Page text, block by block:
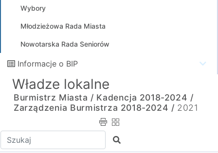
Wybory
Młodzieżowa Rada Miasta
Nowotarska Rada Seniorów
Informacje o BIP
Władze lokalne
Burmistrz Miasta / Kadencja 2018-2024 /
Zarządzenia Burmistrza 2018-2024 / 2021
Wpisz tekst do wyszukania Szukaj